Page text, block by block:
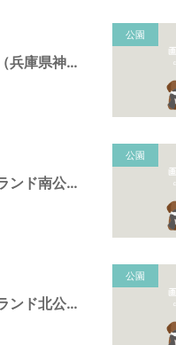
岩岡町公園（兵庫県神戸市）
公園
ポートアイランド南公園（兵庫県神戸市）
公園
ポートアイランド北公園（兵庫県神戸市）
公園